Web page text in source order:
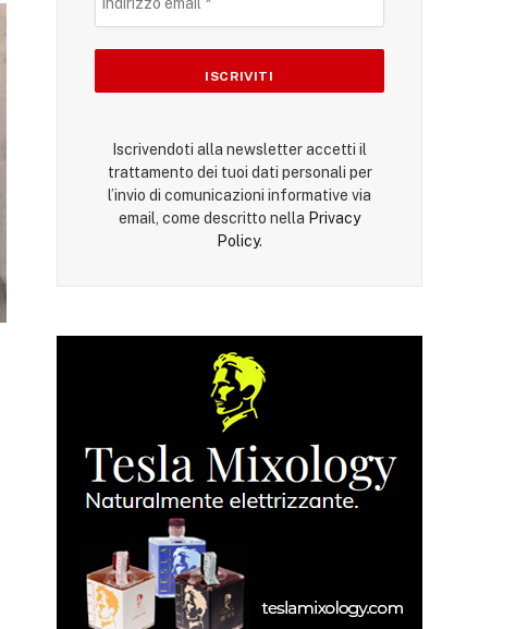
Iscrivendoti alla newsletter accetti il
trattamento dei tuoi dati personali per
l’invio di comunicazioni informative via
email, come descritto nella Privacy
Policy.